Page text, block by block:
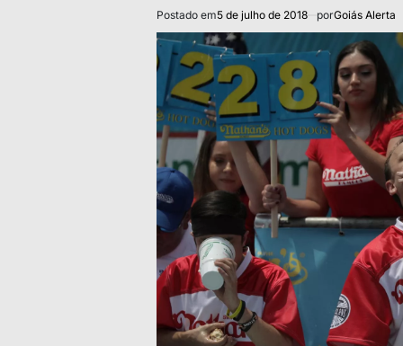
Postado em5 de julho de 2018 porGoiás Alerta